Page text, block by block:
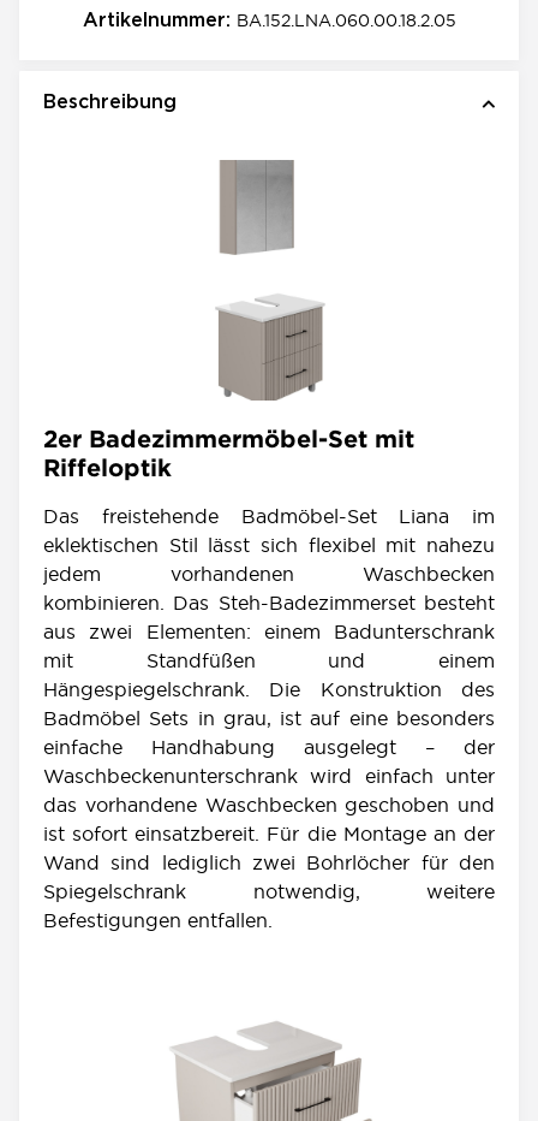
Artikelnummer: BA.152.LNA.060.00.18.2.05
Beschreibung
2er Badezimmermöbel-Set mit
Riffeloptik
Das freistehende Badmöbel-Set Liana im
eklektischen Stil lässt sich flexibel mit nahezu
jedem vorhandenen Waschbecken
kombinieren. Das Steh-Badezimmerset besteht
aus zwei Elementen: einem Badunterschrank
mit Standfüßen und einem
Hängespiegelschrank. Die Konstruktion des
Badmöbel Sets in grau, ist auf eine besonders
einfache Handhabung ausgelegt – der
Waschbeckenunterschrank wird einfach unter
das vorhandene Waschbecken geschoben und
ist sofort einsatzbereit. Für die Montage an der
Wand sind lediglich zwei Bohrlöcher für den
Spiegelschrank notwendig, weitere
Befestigungen entfallen.